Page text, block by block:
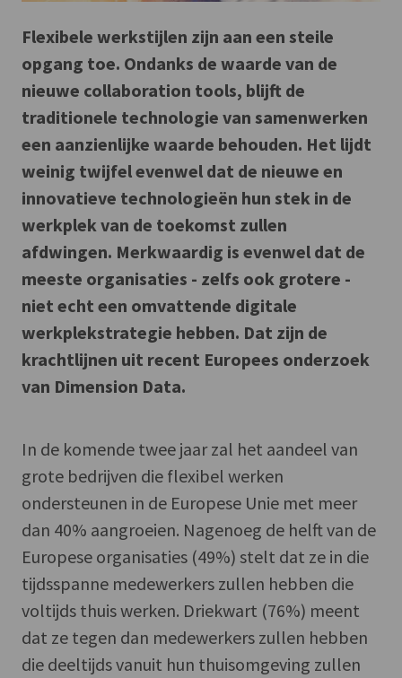
Flexibele werkstijlen zijn aan een steile
opgang toe. Ondanks de waarde van de
nieuwe collaboration tools, blijft de
traditionele technologie van samenwerken
een aanzienlijke waarde behouden. Het lijdt
weinig twijfel evenwel dat de nieuwe en
innovatieve technologieën hun stek in de
werkplek van de toekomst zullen
afdwingen. Merkwaardig is evenwel dat de
meeste organisaties - zelfs ook grotere -
niet echt een omvattende digitale
werkplekstrategie hebben. Dat zijn de
krachtlijnen uit recent Europees onderzoek
van Dimension Data.
In de komende twee jaar zal het aandeel van
grote bedrijven die flexibel werken
ondersteunen in de Europese Unie met meer
dan 40% aangroeien. Nagenoeg de helft van de
Europese organisaties (49%) stelt dat ze in die
tijdsspanne medewerkers zullen hebben die
voltijds thuis werken. Driekwart (76%) meent
dat ze tegen dan medewerkers zullen hebben
die deeltijds vanuit hun thuisomgeving zullen